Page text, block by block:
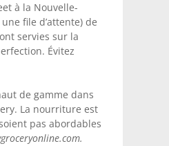
à la Nouvelle-
file d’attente) de
servies sur la
Évitez
de gamme dans
La nourriture est
pas abordables